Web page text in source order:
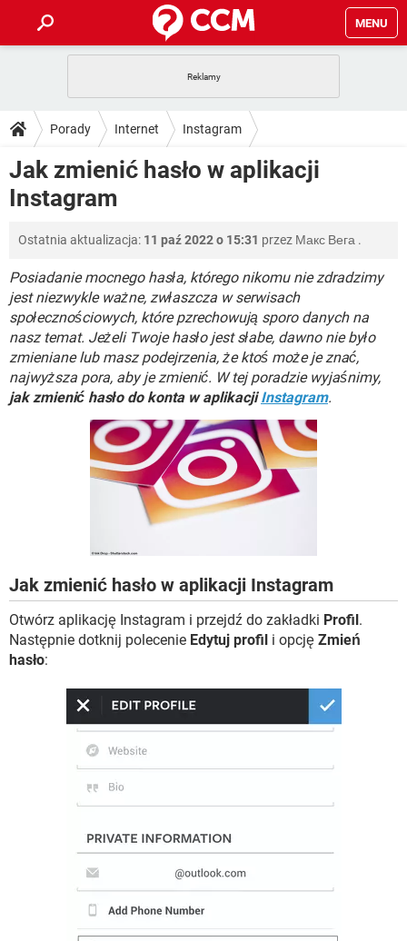
MENU
GRY WHATSAPP
SPOTIFY NETFLIX
INSTAGRAM
PORADY
PlayStation TIKTOK
GRY WHATSAPP
INSTAGRAM FACEBOOK
WINDOWS 10
DO POBRANIA
ANDROID
INSTAGRAM FACEBOOK
WINDOWS 10
FORUM
COVID-19 TIKTOK
GRY WHATSAPP
SPOTIFY NETFLIX
INSTAGRAM FACEBOOK
WINDOWS 10
COVID-19 TIKTOK
GRY WHATSAPP
SPOTIFY NETFLIX
INSTAGRAM FACEBOOK
Porady Internet Instagram
Jak zmienić hasło w aplikacji
Instagram
Ostatnia aktualizacja: 11 paź 2022 o 15:31 przez Макс Вега .
Posiadanie mocnego hasła, którego nikomu nie zdradzimy
jest niezwykle ważne, zwłaszcza w serwisach
społecznościowych, które pzrechowują sporo danych na
nasz temat. Jeżeli Twoje hasło jest słabe, dawno nie było
zmieniane lub masz podejrzenia, że ktoś może je znać,
najwyższa pora, aby je zmienić. W tej poradzie wyjaśnimy,
jak zmienić hasło do konta w aplikacjiInstagram.
Jak zmienić hasło w aplikacji Instagram
Otwórz aplikację Instagram i przejdź do zakładki Profil .
Następnie dotknij polecenie Edytuj profil i opcję Zmień
hasło: